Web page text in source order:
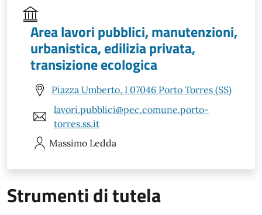
Area lavori pubblici, manutenzioni,
urbanistica, edilizia privata,
transizione ecologica
Piazza Umberto, I 07046 Porto Torres (SS)
lavori.pubblici@pec.comune.porto-
torres.ss.it
Massimo Ledda
Strumenti di tutela